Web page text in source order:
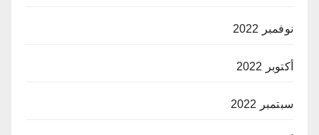
نوفمبر 2022
أكتوبر 2022
سبتمبر 2022